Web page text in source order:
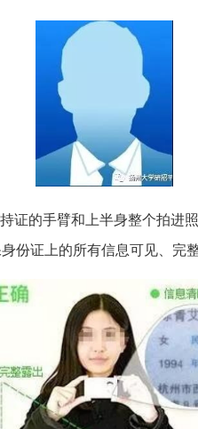
证的手臂和上半身整个拍进
份证上的所有信息可见、完整